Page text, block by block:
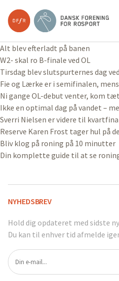
Alt blev efterladt på banen
W2- skal ro B-finale ved OL
Tirsdag blev slutspurternes dag
Fie og Lærke er i semifinalen,
Ni gange OL-debut venter, kom
Ikke en optimal dag på vandet –
Sverri Nielsen er videre til
Reserve Karen Frost tager hul på
Bliv klog på roning på 10 minutter
Din komplette guide til at se
NYHEDSBREV
Hold dig opdateret med sidste
Du kan til enhver tid afmelde